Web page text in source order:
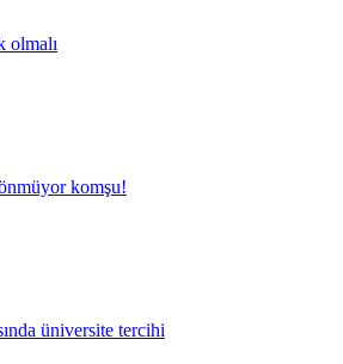
olmalı
komşu!
üniversite tercihi